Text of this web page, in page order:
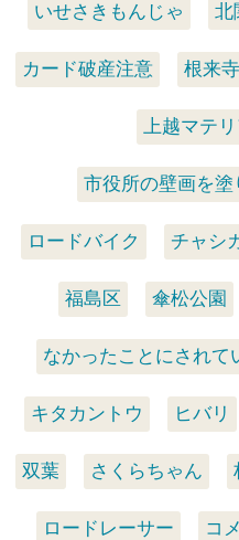
いせさきもんじゃ 北
カード破産注意 根来寺
上越マテ
市役所の壁画を塗
ロードバイク チャシ
福島区 傘松公園
なかったことにされて
キタカントウ ヒバリ
双葉 さくらちゃん
ロードレーサー コ